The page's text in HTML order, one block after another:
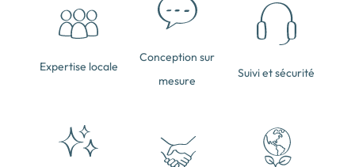
Expertise locale
Conception sur
mesure
Suivi et sécurité